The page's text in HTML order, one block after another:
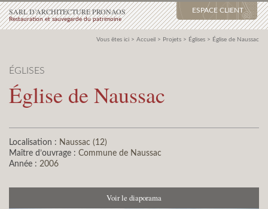
ESPACE CLIENT
SARL D’ARCHITECTURE PRONAOS
Restauration et sauvegarde du patrimoine
Vous êtes ici > Accueil > Projets > Églises > Église de Naussac
ÉGLISES
Église de Naussac
Localisation : Naussac (12)
Maître d’ouvrage : Commune de Naussac
Année : 2006
Voir le diaporama